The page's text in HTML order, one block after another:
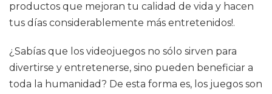
productos que mejoran tu calidad de vida y hacen
tus días considerablemente más entretenidos!.
¿Sabías que los videojuegos no sólo sirven para
divertirse y entretenerse, sino pueden beneficiar a
toda la humanidad? De esta forma es, los juegos son